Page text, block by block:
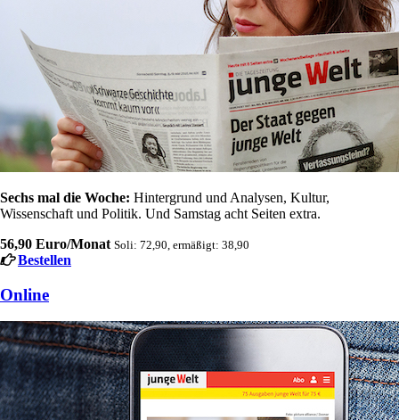
Sechs mal die Woche: Hintergrund und Analysen, Kultur,
Wissenschaft und Politik. Und Samstag acht Seiten extra.
56,90 Euro/Monat Soli: 72,90, ermäßigt: 38,90
Bestellen
Online